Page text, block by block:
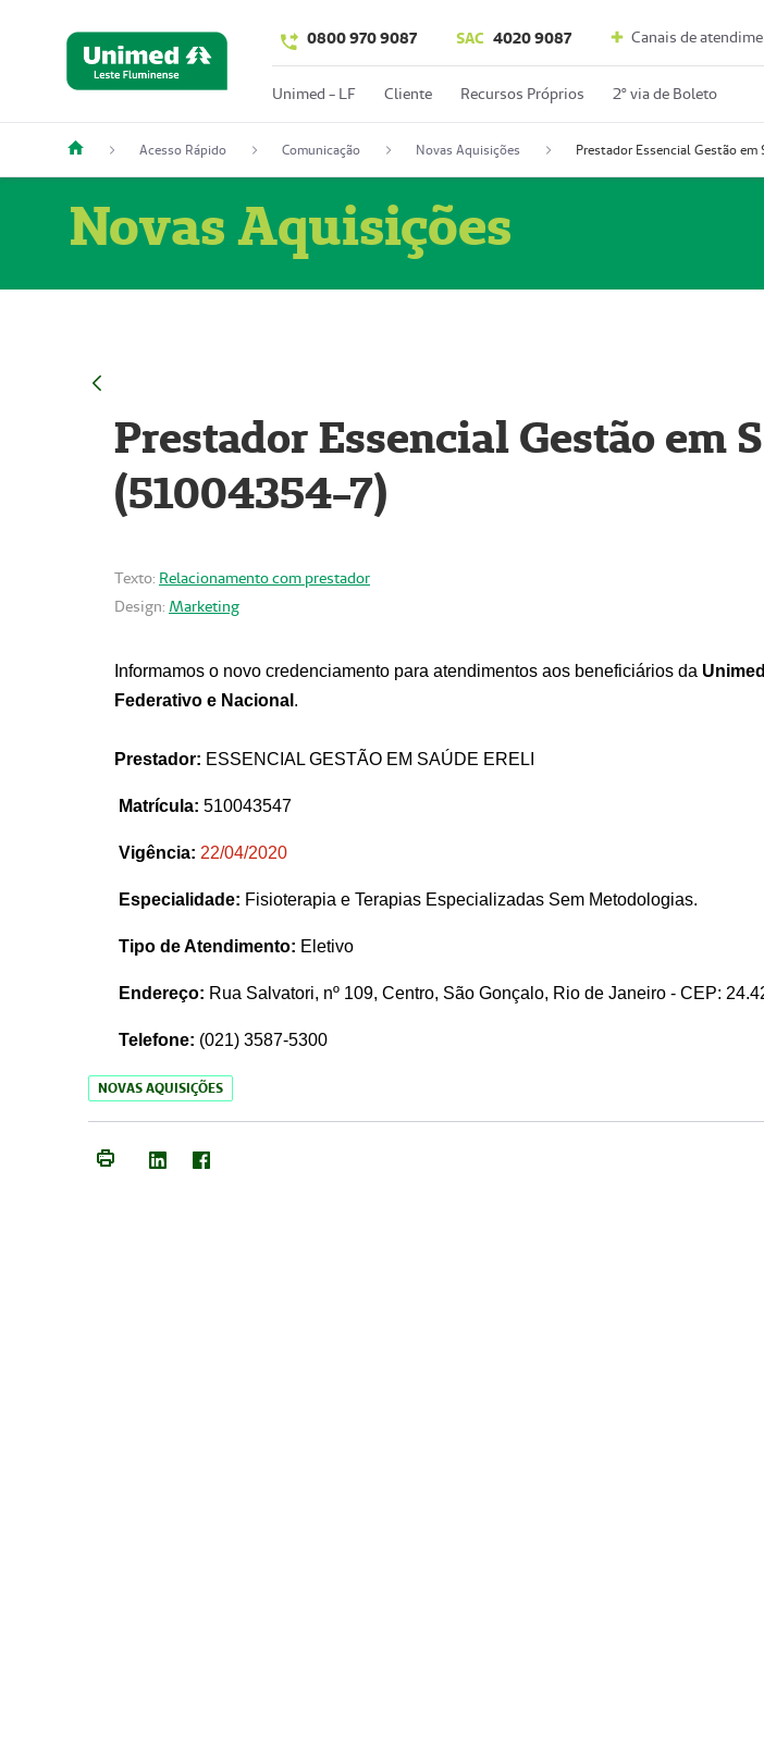
0800 970 9087 SAC 4020 9087 Canais de
Unimed - LF Cliente Recursos Próprios 2º via de Boleto
Acesso Rápido Comunicação Novas Aquisições
Novas Aquisições
Prestador Essencial Gestão em
(51004354-7)
Texto: Relacionamento com prestador
Design: Marketing
Informamos o novo credenciamento para atendimentos aos beneficiários da
Federativo e Nacional .
Prestador: ESSENCIAL GESTÃO EM SAÚDE ERELI
Matrícula: 510043547
Vigência: 22/04/2020
Especialidade: Fisioterapia e Terapias Especializadas Sem Metodologias.
Tipo de Atendimento: Eletivo
Endereço: Rua Salvatori, nº 109, Centro, São Gonçalo, Rio de Janeiro - CEP:
Telefone: (021) 3587-5300
NOVAS AQUISIÇÕES